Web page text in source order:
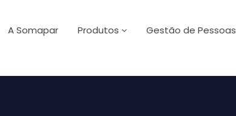
A Somapar Produtos Gestão de Pessoas